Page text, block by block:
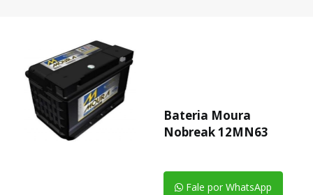
Bateria Moura
Nobreak 12MN63
Fale por WhatsApp